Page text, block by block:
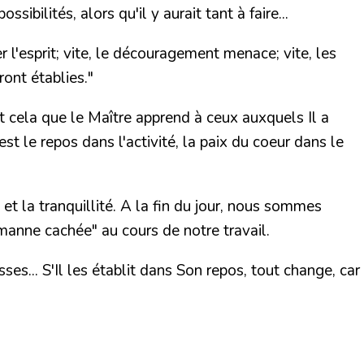
alors qu'il y aurait tant à faire...
vite, le découragement menace; vite, les
établies."
que le Maître apprend à ceux auxquels Il a
le repos dans l'activité, la paix du coeur dans le
la tranquillité. A la fin du jour, nous sommes
cachée" au cours de notre travail.
S'Il les établit dans Son repos, tout change, car